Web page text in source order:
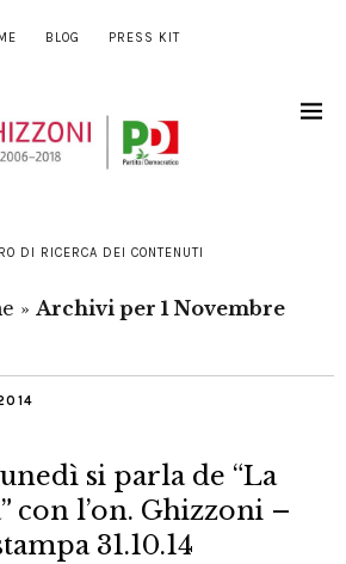
BLOG PRESS KIT
DI RICERCA DEI CONTENUTI
» Archivi per 1 Novembre
si parla de “La
con l’on. Ghizzoni –
31.10.14